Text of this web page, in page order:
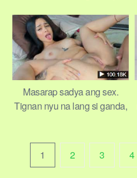
Masarap sadya ang sex.
Tignan nyu na lang si ganda,
1 2 3 4